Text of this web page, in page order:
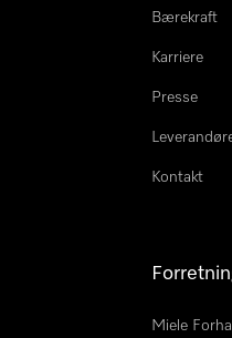
Bærekraft
Karriere
Presse
Kontakt
Miele